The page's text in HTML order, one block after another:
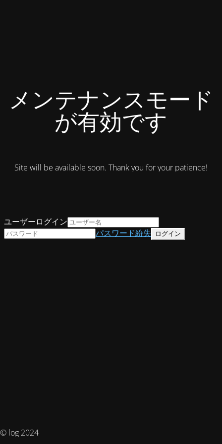
メンテナンスモード
が有効です
Site will be available soon. Thank you for your patience!
© log 2024
ユーザーログイン
パスワード紛失